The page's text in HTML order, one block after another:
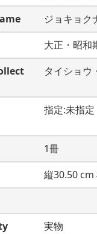
ジョキョク
大正・昭和
タイショウ
指定:未指定
1冊
縦30.50 cm
実物